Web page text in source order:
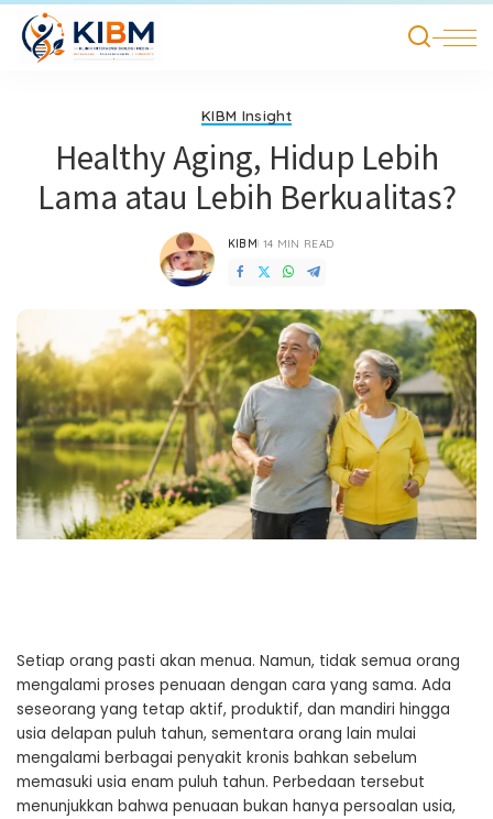
KIBM Insight
Healthy Aging, Hidup Lebih
Lama atau Lebih Berkualitas?
POSTED
BY
KIBM 14 MIN READ
Setiap orang pasti akan menua. Namun, tidak semua orang
mengalami proses penuaan dengan cara yang sama. Ada
seseorang yang tetap aktif, produktif, dan mandiri hingga
usia delapan puluh tahun, sementara orang lain mulai
mengalami berbagai penyakit kronis bahkan sebelum
memasuki usia enam puluh tahun. Perbedaan tersebut
menunjukkan bahwa penuaan bukan hanya persoalan usia,